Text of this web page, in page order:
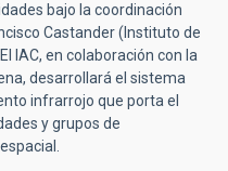
bajo la coordinación
Castander (Instituto de
IAC, en colaboración con la
desarrollará el sistema
infrarrojo que porta el
y grupos de